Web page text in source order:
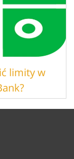
limity w